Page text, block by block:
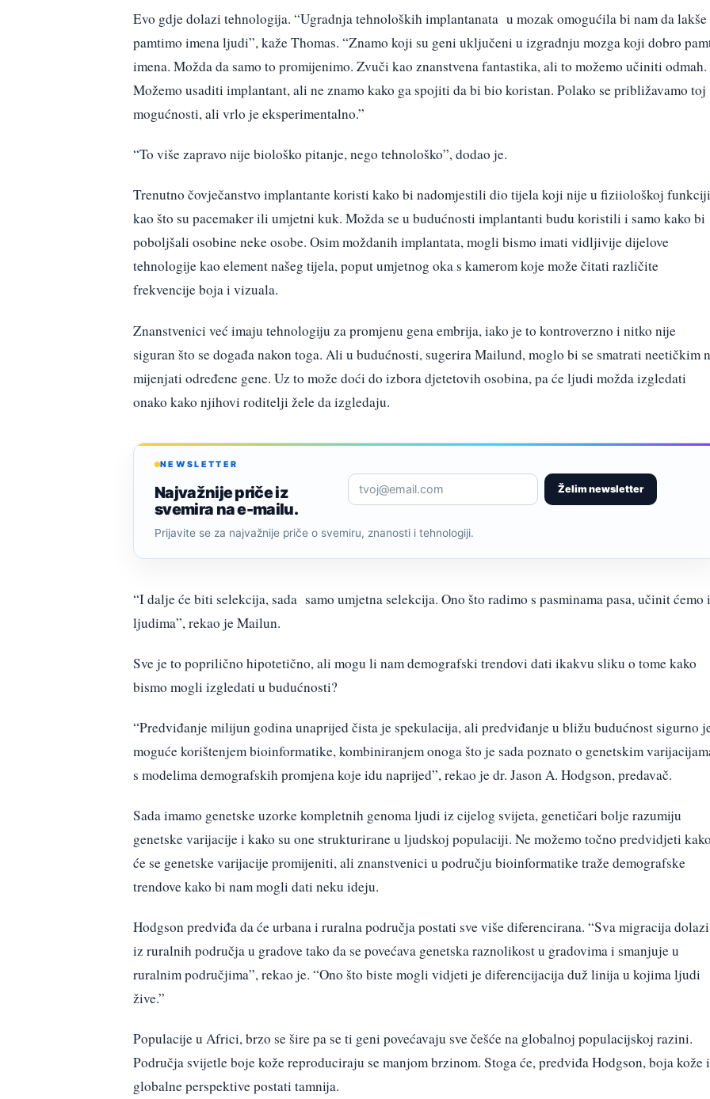
Evo gdje dolazi tehnologija. “Ugradnja tehnoloških implantanata u mozak omogućila bi nam da lakše
pamtimo imena ljudi”, kaže Thomas. “Znamo koji su geni uključeni u izgradnju mozga koji dobro
imena. Možda da samo to promijenimo. Zvuči kao znanstvena fantastika, ali to možemo učiniti odmah.
Možemo usaditi implantant, ali ne znamo kako ga spojiti da bi bio koristan. Polako se približavamo toj
mogućnosti, ali vrlo je eksperimentalno.”
“To više zapravo nije biološko pitanje, nego tehnološko”, dodao je.
Trenutno čovječanstvo implantante koristi kako bi nadomjestili dio tijela koji nije u fiziiološkoj
kao što su pacemaker ili umjetni kuk. Možda se u budućnosti implantanti budu koristili i samo kako bi
poboljšali osobine neke osobe. Osim moždanih implantata, mogli bismo imati vidljivije dijelove
tehnologije kao element našeg tijela, poput umjetnog oka s kamerom koje može čitati različite
frekvencije boja i vizuala.
Znanstvenici već imaju tehnologiju za promjenu gena embrija, iako je to kontroverzno i ​​nitko nije
siguran što se događa nakon toga. Ali u budućnosti, sugerira Mailund, moglo bi se smatrati neetičkim
mijenjati određene gene. Uz to može doći do izbora djetetovih osobina, pa će ljudi možda izgledati
onako kako njihovi roditelji žele da izgledaju.
NEWSLETTER
Najvažnije priče iz
svemira na e-mailu.
Želim newsletter
Prijavite se za najvažnije priče o svemiru, znanosti i tehnologiji.
“I dalje će biti selekcija, sada samo umjetna selekcija. Ono što radimo s pasminama pasa, učinit ćemo
ljudima”, rekao je Mailun.
Sve je to poprilično hipotetično, ali mogu li nam demografski trendovi dati ikakvu sliku o tome kako
bismo mogli izgledati u budućnosti?
“Predviđanje milijun godina unaprijed čista je spekulacija, ali predviđanje u bližu budućnost sigurno
moguće korištenjem bioinformatike, kombiniranjem onoga što je sada poznato o genetskim
s modelima demografskih promjena koje idu naprijed”, rekao je dr. Jason A. Hodgson, predavač.
Sada imamo genetske uzorke kompletnih genoma ljudi iz cijelog svijeta, genetičari bolje razumiju
genetske varijacije i kako su one strukturirane u ljudskoj populaciji. Ne možemo točno predvidjeti
će se genetske varijacije promijeniti, ali znanstvenici u području bioinformatike traže demografske
trendove kako bi nam mogli dati neku ideju.
Hodgson predviđa da će urbana i ruralna područja postati sve više diferencirana. “Sva migracija dolazi
iz ruralnih područja u gradove tako da se povećava genetska raznolikost u gradovima i smanjuje u
ruralnim područjima”, rekao je. “Ono što biste mogli vidjeti je diferencijacija duž linija u kojima ljudi
žive.”
Populacije u Africi, brzo se šire pa se ti geni povećavaju sve češće na globalnoj populacijskoj razini.
Područja svijetle boje kože reproduciraju se manjom brzinom. Stoga će, predviđa Hodgson, boja kože
globalne perspektive postati tamnija.